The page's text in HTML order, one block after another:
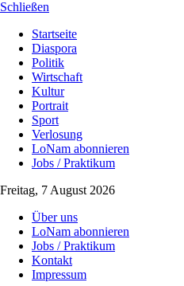
Schließen
Startseite
Diaspora
Politik
Wirtschaft
Kultur
Portrait
Sport
Verlosung
LoNam abonnieren
Jobs / Praktikum
Freitag, 7 August 2026
Über uns
LoNam abonnieren
Jobs / Praktikum
Kontakt
Impressum